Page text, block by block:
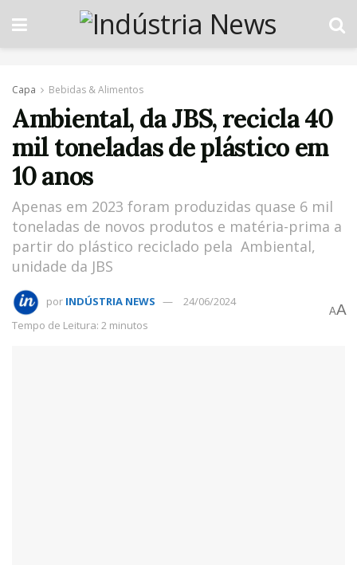
Capa Bebidas & Alimentos
Ambiental, da JBS, recicla 40
mil toneladas de plástico em
10 anos
Apenas em 2023 foram produzidas quase 6 mil
toneladas de novos produtos e matéria-prima a
partir do plástico reciclado pela Ambiental,
unidade da JBS
por INDÚSTRIA NEWS
24/06/2024
Tempo de Leitura: 2 minutos
AA